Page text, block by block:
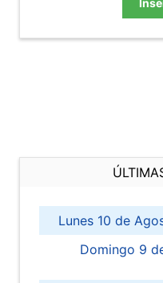
Lunes 10 de
Domingo 9